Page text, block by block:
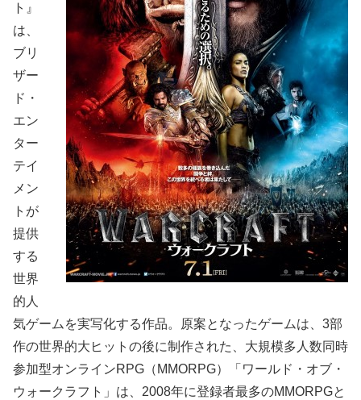
ト』
は、
ブリ
ザー
ド・
エン
ター
テイ
メン
トが
提供
する
世界
的人
気ゲームを実写化する作品。原案となったゲームは、3部
作の世界的大ヒットの後に制作された、大規模多人数同時
参加型オンラインRPG（MMORPG）「ワールド・オブ・
ウォークラフト」は、2008年に登録者最多のMMORPGと